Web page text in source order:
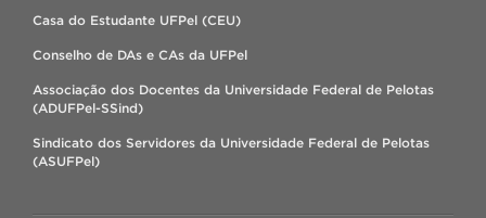
Casa do Estudante UFPel (CEU)
Conselho de DAs e CAs da UFPel
Associação dos Docentes da Universidade Federal de Pelotas
(ADUFPel-SSind)
Sindicato dos Servidores da Universidade Federal de Pelotas
(ASUFPel)